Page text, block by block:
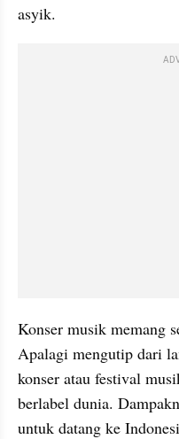
asyik.
Konser musik memang
Apalagi mengutip dari
konser atau festival
berlabel dunia.
untuk datang ke